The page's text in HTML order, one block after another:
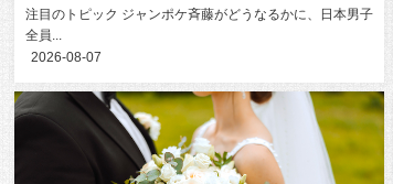
注目のトピック ジャンポケ斉藤がどうなるかに、日本男子
全員...
2026-08-07